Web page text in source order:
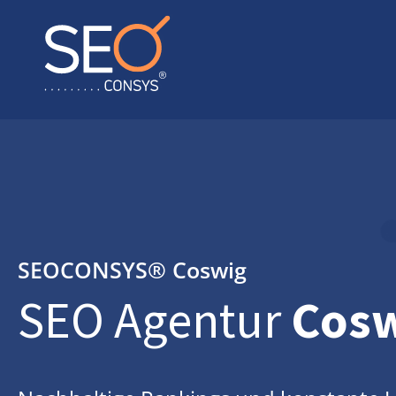
SEOCONSYS® Coswig
SEO Agentur